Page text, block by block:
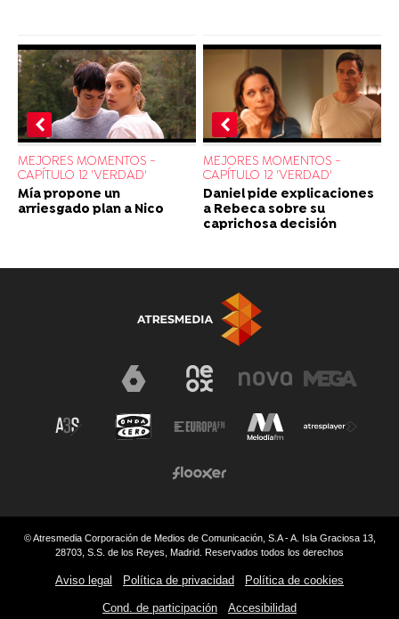
MEJORES MOMENTOS -
CAPÍTULO 12 'VERDAD'
Mía propone un
arriesgado plan a Nico
MEJORES MOMENTOS -
CAPÍTULO 12 'VERDAD'
Daniel pide explicaciones
a Rebeca sobre su
caprichosa decisión
© Atresmedia Corporación de Medios de Comunicación, S.A - A. Isla Graciosa 13,
28703, S.S. de los Reyes, Madrid. Reservados todos los derechos
Aviso legal Política de privacidad Política de cookies
Cond. de participación Accesibilidad